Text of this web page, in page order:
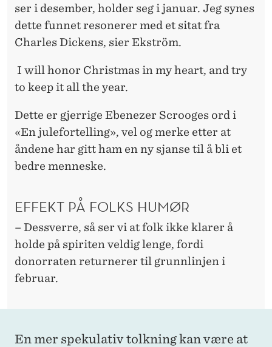
ser i desember, holder seg i januar. Jeg synes
dette funnet resonerer med et sitat fra
Charles Dickens, sier Ekström.
I will honor Christmas in my heart, and try
to keep it all the year.
Dette er gjerrige Ebenezer Scrooges ord i
«En julefortelling», vel og merke etter at
åndene har gitt ham en ny sjanse til å bli et
bedre menneske.
EFFEKT PÅ FOLKS HUMØR
– Dessverre, så ser vi at folk ikke klarer å
holde på spiriten veldig lenge, fordi
donorraten returnerer til grunnlinjen i
februar.
En mer spekulativ tolkning kan være at